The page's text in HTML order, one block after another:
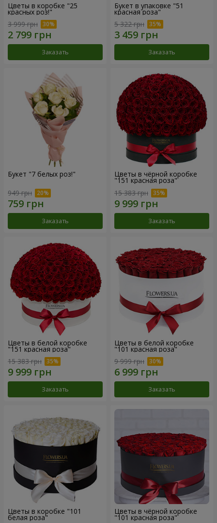
Цветы в коробке "25
красных роз!"
3 999 грн
Заказать
Букет в упаковке "51
красная роза"
5 322 грн
Заказать
Букет "7 белых роз!"
949 грн
Заказать
Цветы в чёрной коробке
"151 красная роза"
15 383 грн
Заказать
Цветы в белой коробке
"151 красная роза"
15 383 грн
Заказать
Цветы в белой коробке
"101 красная роза"
9 999 грн
Заказать
Цветы в коробке "101
белая роза"
Цветы в чёрной коробке
"101 красная роза"